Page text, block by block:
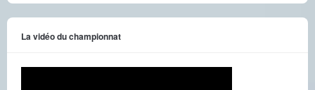
La vidéo du championnat